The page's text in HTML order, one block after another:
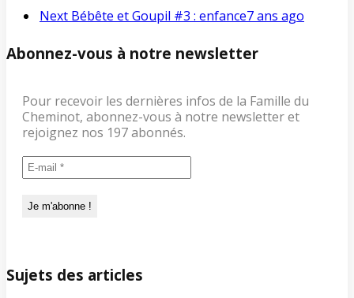
Next Bébête et Goupil #3 : enfance7 ans ago
Abonnez-vous à notre newsletter
Pour recevoir les dernières infos de la Famille du
Cheminot, abonnez-vous à notre newsletter et
rejoignez nos 197 abonnés.
Sujets des articles